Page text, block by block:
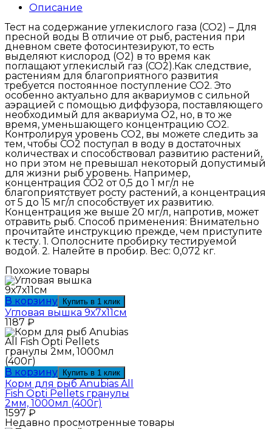
Описание
Тест на содержание углекислого газа (CO2) – Для
пресной воды В отличие от рыб, растения при
дневном свете фотосинтезируют, то есть
выделяют кислород (О2) в то время как
поглащают углекислый газ (CO2).Как следствие,
растениям для благоприятного развития
требуется постоянное поступление CO2. Это
особенно актуально для аквариумов с сильной
аэрацией с помощью диффузора, поставляющего
необходимый для аквариума O2, но, в то же
время, уменьшающего концентрацию CO2.
Контролируя уровень CO2, вы можете следить за
тем, чтобы CO2 поступал в воду в достаточных
количествах и способствовал развитию растений,
но при этом не превышал некоторый допустимый
для жизни рыб уровень. Например,
концентрация CO2 от 0,5 до 1 мг/л не
благоприятствует росту растений, а концентрация
от 5 до 15 мг/л способствует их развитию.
Концентрация же выше 20 мг/л, напротив, может
отравить рыб. Способ применения: Внимательно
прочитайте инструкцию прежде, чем приступите
к тесту. 1. Ополосните пробирку тестируемой
водой. 2. Налейте в пробир. Вес: 0,072 кг.
Похожие товары
В корзину Купить в 1 клик
Угловая вышка 9х7х11см
1187 ₽
В корзину Купить в 1 клик
Корм для рыб Anubias All
Fish Opti Pellets гранулы
2мм, 1000мл (400г)
1597 ₽
Недавно просмотренные товары